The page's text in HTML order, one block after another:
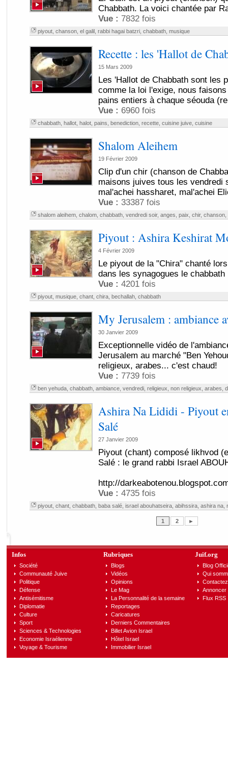
Chabbath. La voici chantée par
Vue : 7832 fois
piyout, chanson, el galil, rabbi hagai batzri, chabbath, musique
Recette : les 'Hallot de
15 Mars 2009
Les 'Hallot de Chabbath sont les
comme la loi l'exige, nous
pains entiers à chaque séouda
Vue : 6960 fois
chabbath, hallot, halot, pains benediction, recette, cuisine juive, cuisine
Shalom Aleihem
19 Février 2009
Clip d'un chir (chanson de
maisons juives tous les vendredi
mal'achei hassharet, mal'achei
Vue : 33387 fois
shalom aleihem, chalom, chabbath, vendredi soir, anges paix chir, chanson,
Piyout : Ashira Keshirat
4 Février 2009
Le piyout de la "Chira" chanté
dans les synagogues le chabbath
Vue : 4201 fois
piyout, musique, chant, chira, bechallah, chabbath
My Jerusalem : ambiance
30 Janvier 2009
Exceptionnelle vidéo de
Jerusalem au marché "Ben
religieux, arabes... c'est chaud!
Vue : 7739 fois
ben yehuda, chabbath, ambiance, vendredi, religieux non religieux arabes
Ashira Na Lididi - Piyout
Salé
27 Janvier 2009
Piyout (chant) composé likhvod
Salé : le grand rabbi Israel
http://
Vue : 4735 fois
piyout, chant, chabbath, baba salé, israel abouhatseira, abihssira, ashira na,
1 2 ►
Infos
Société
Communauté Juive
Politique
Défense
Antisémitisme
Diplomatie
Culture
Sport
Sciences & Technologies
Economie Israélienne
Voyage & Tourisme
Rubriques
Blogs
Vidéos
Opinions
Le Mag
La Personnalité de la semaine
Reportages
Caricatures
Derniers Commentaires
Billet Avion Israel
Hôtel Israel
Immobilier Israel
Juif.org
Blog
Qui
Annoncer
Flux RSS